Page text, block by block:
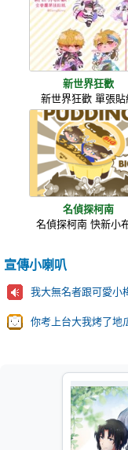
新世界狂歡
新世界狂歡 單張貼
名偵探柯南
名偵探柯南 快新小
宣傳小喇叭
我大無名者跟可愛小
你考上台大我烤了地